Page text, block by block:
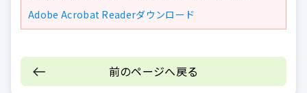
Adobe Acrobat Readerダウンロード
前のページへ戻る